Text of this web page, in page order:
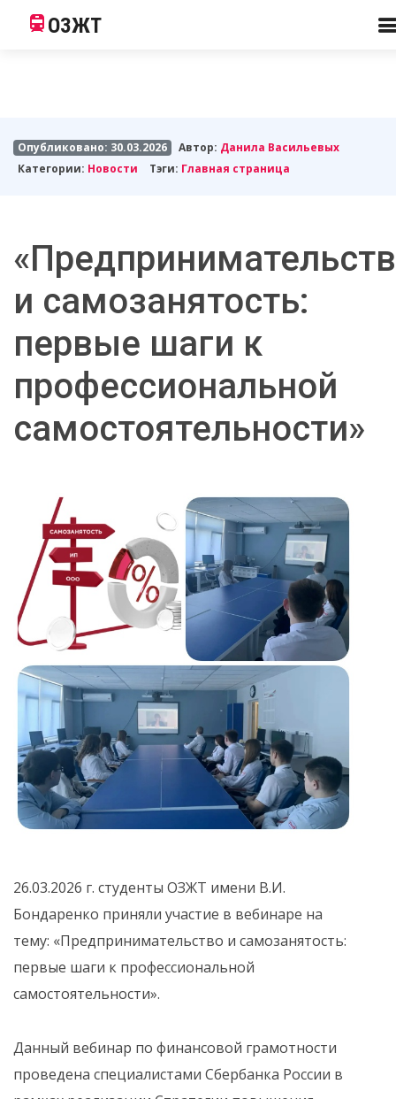
ОЗЖТ
Опубликовано: 30.03.2026 Автор: Данила Васильевых
Категории: Новости Тэги: Главная страница
и самозанятость:
первые шаги к
профессиональной
самостоятельности»
26.03.2026 г. студенты ОЗЖТ имени В.И.
Бондаренко приняли участие в вебинаре на
тему: «Предпринимательство и самозанятость:
первые шаги к профессиональной
самостоятельности».
Данный вебинар по финансовой грамотности
проведена специалистами Сбербанка России в